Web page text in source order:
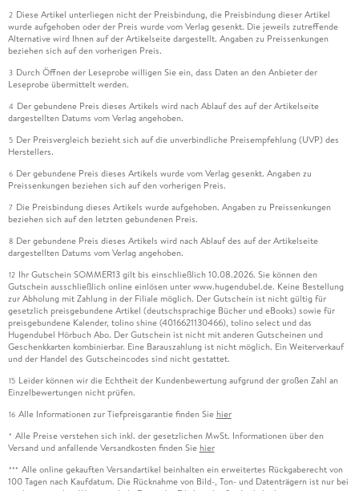
2 Diese Artikel unterliegen nicht der Preisbindung, die Preisbindung dieser Artikel
wurde aufgehoben oder der Preis wurde vom Verlag gesenkt. Die jeweils zutreffende
Alternative wird Ihnen auf der Artikelseite dargestellt. Angaben zu Preissenkungen
beziehen sich auf den vorherigen Preis.
3 Durch Öffnen der Leseprobe willigen Sie ein, dass Daten an den Anbieter der
Leseprobe übermittelt werden.
4 Der gebundene Preis dieses Artikels wird nach Ablauf des auf der Artikelseite
dargestellten Datums vom Verlag angehoben.
5 Der Preisvergleich bezieht sich auf die unverbindliche Preisempfehlung (UVP) des
Herstellers.
6 Der gebundene Preis dieses Artikels wurde vom Verlag gesenkt. Angaben zu
Preissenkungen beziehen sich auf den vorherigen Preis.
7 Die Preisbindung dieses Artikels wurde aufgehoben. Angaben zu Preissenkungen
beziehen sich auf den letzten gebundenen Preis.
8 Der gebundene Preis dieses Artikels wird nach Ablauf des auf der Artikelseite
dargestellten Datums vom Verlag angehoben.
12 Ihr Gutschein SOMMER13 gilt bis einschließlich 10.08.2026. Sie können den
Gutschein ausschließlich online einlösen unter www.hugendubel.de. Keine Bestellung
zur Abholung mit Zahlung in der Filiale möglich. Der Gutschein ist nicht gültig für
gesetzlich preisgebundene Artikel (deutschsprachige Bücher und eBooks) sowie für
preisgebundene Kalender, tolino shine (4016621130466), tolino select und das
Hugendubel Hörbuch Abo. Der Gutschein ist nicht mit anderen Gutscheinen und
Geschenkkarten kombinierbar. Eine Barauszahlung ist nicht möglich. Ein Weiterverkauf
und der Handel des Gutscheincodes sind nicht gestattet.
15 Leider können wir die Echtheit der Kundenbewertung aufgrund der großen Zahl an
Einzelbewertungen nicht prüfen.
16 Alle Informationen zur Tiefpreisgarantie finden Sie hier
* Alle Preise verstehen sich inkl. der gesetzlichen MwSt. Informationen über den
Versand und anfallende Versandkosten finden Sie hier
*** Alle online gekauften Versandartikel beinhalten ein erweitertes Rückgaberecht von
100 Tagen nach Kaufdatum. Die Rücknahme von Bild-, Ton- und Datenträgern ist nur bei